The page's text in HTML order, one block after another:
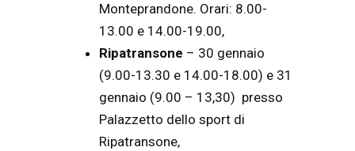
Monteprandone. Orari: 8.00-
13.00 e 14.00-19.00,
Ripatransone – 30 gennaio
(9.00-13.30 e 14.00-18.00) e 31
gennaio (9.00 – 13,30) presso
Palazzetto dello sport di
Ripatransone,